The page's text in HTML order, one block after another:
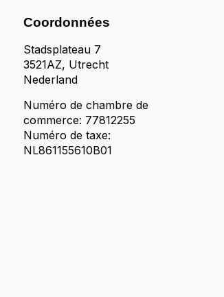
Coordonnées
Stadsplateau 7
3521AZ, Utrecht
Nederland
Numéro de chambre de
commerce: 77812255
Numéro de taxe:
NL861155610B01